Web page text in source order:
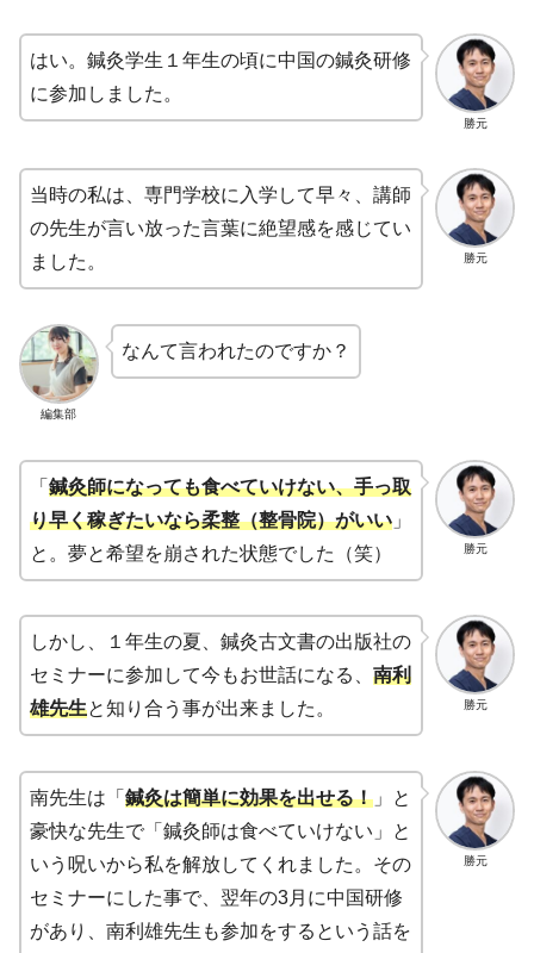
勝元
はい。鍼灸学生１年生の頃に中国の鍼灸研修
に参加しました。
勝元
当時の私は、専門学校に入学して早々、講師
の先生が言い放った言葉に絶望感を感じてい
ました。
編集部
なんて言われたのですか？
勝元
「 鍼灸師になっても食べていけない、手っ取
り早く稼ぎたいなら柔整（整骨院）がいい 」
と。夢と希望を崩された状態でした（笑）
勝元
しかし、１年生の夏、鍼灸古文書の出版社の
セミナーに参加して今もお世話になる、 南利
雄先生と知り合う事が出来ました。
勝元
南先生は「 鍼灸は簡単に効果を出せる！ 」と
豪快な先生で「鍼灸師は食べていけない」と
いう呪いから私を解放してくれました。その
セミナーにした事で、翌年の3月に中国研修
があり、南利雄先生も参加をするという話を